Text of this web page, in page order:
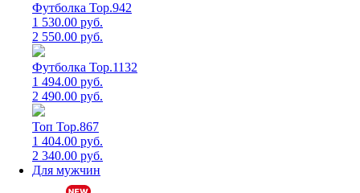
Футболка Top.942
1 530.00 руб.
2 550.00 руб.
Футболка Top.1132
1 494.00 руб.
2 490.00 руб.
Топ Top.867
1 404.00 руб.
2 340.00 руб.
Для мужчин